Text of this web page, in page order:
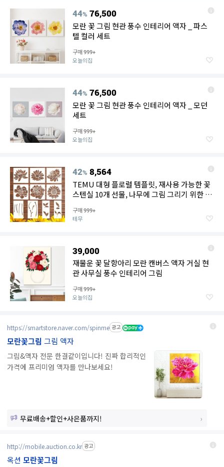
44% 76,500
모란 꽃 그림 현관 풍수 인테리어 액자 _ 파스
텔 컬러 세트
구매999+
오늘의집
44% 76,500
모란 꽃 그림 현관 풍수 인테리어 액자 _ 모던
세트
구매999+
오늘의집
42% 8,564
TEMU 대형 플로럴 템플릿, 재사용 가능한 꽃
스텐실 10개 선물, 나무에 그림 그리기 위한 모
그림 꽃 템플릿
구매999+
테무
39,000
재물운 꽃 달항아리 모란 캔버스 액자 거실 현
관 사무실 풍수 인테리어 그림
구매999+
오늘의집
https://smartstore.naver.com/spinme 광고
모란꽃그림 그림 액자
그림&액자 전문 한결같이입니다! 진짜 합리적인
가격에 프리미엄 액자를 만나보세요!
무료배송+할인+사은품까지!
http://mobile.auction.co.kr 광고
옥션 모란꽃그림